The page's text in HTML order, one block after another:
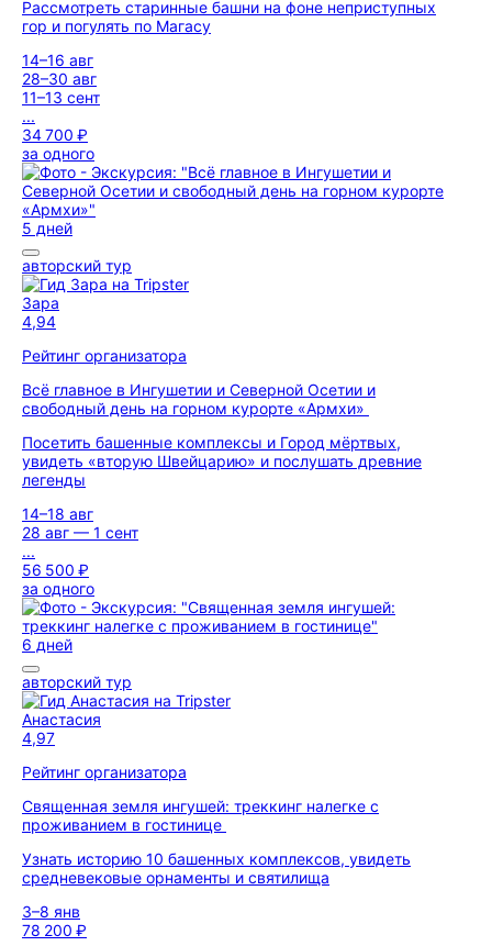
Рассмотреть старинные башни на фоне неприступных
гор и погулять по Магасу
14–16 авг
28–30 авг
11–13 сент
...
34 700 ₽
за одного
5 дней
авторский тур
Зара
4,94
Рейтинг организатора
Всё главное в Ингушетии и Северной Осетии и
свободный день на горном курорте «Армхи»
Посетить башенные комплексы и Город мёртвых,
увидеть «вторую Швейцарию» и послушать древние
легенды
14–18 авг
28 авг — 1 сент
...
56 500 ₽
за одного
6 дней
авторский тур
Анастасия
4,97
Рейтинг организатора
Священная земля ингушей: треккинг налегке с
проживанием в гостинице
Узнать историю 10 башенных комплексов, увидеть
средневековые орнаменты и святилища
3–8 янв
78 200 ₽